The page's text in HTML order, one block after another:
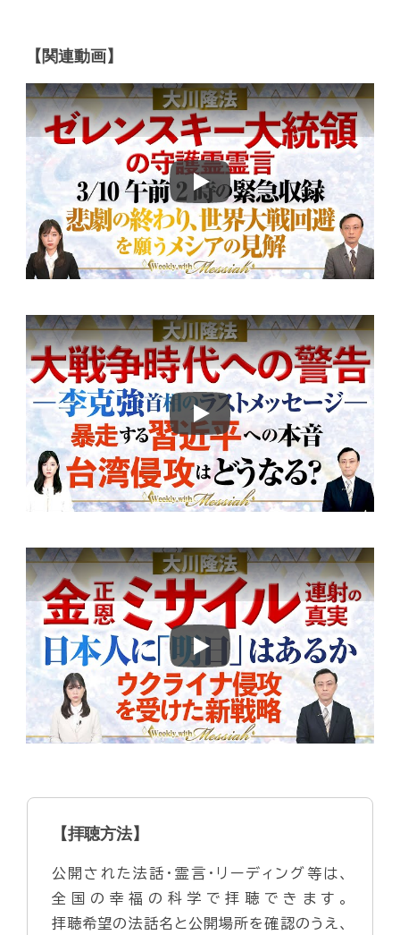
【関連動画】
Play
Play
Play
【拝聴方法】
公開された法話・霊言・リーディング等は、
全国の幸福の科学で拝聴できます。
拝聴希望の法話名と公開場所を確認のうえ、